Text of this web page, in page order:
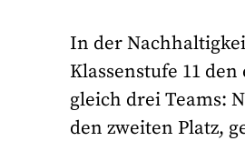
In der
Klassenstufe 11
gleich drei Teams:
den zweiten Platz,